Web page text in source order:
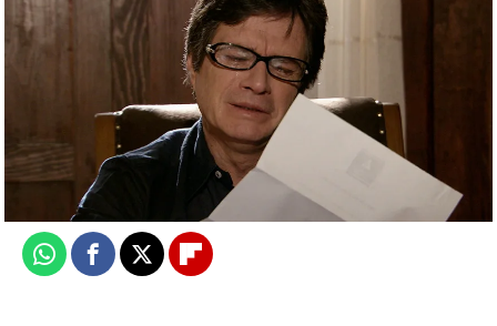
Publicado: 29 de junio de 2026, 21:00
WhatsappFacebook
X Flipboard